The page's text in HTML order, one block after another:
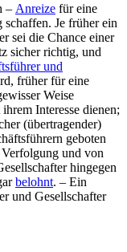
– Anreize für eine
Je früher ein
sei die Chance einer
sicher richtig, und
und
früher für eine
Weise
Interesse dienen;
(übertragender)
geboten
und von
hingegen
belohnt. – Ein
und Gesellschafter